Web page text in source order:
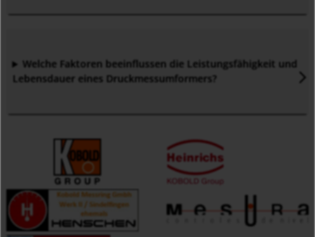
Welche Faktoren beeinflussen die Leistungsfähigkeit und
Lebensdauer eines Druckmessumformers?